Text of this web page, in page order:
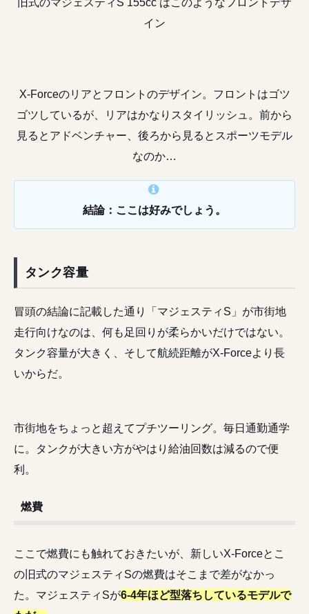
イン
X-Forceのリアとフロントのデザイン。フロントはゴツ
ゴツしているが、リアはかなりスタイリッシュ。前から
見るとアドベンチャー、後ろから見るとスポーツモデル
なのか…
結論：ここは好みでしょう。
タンク容量
冒頭の結論に記載した通り「マジェスティS」が市街地
走行向けなのは、何も足回りが柔らかいだけではない。
タンク容量が大きく、そして航続距離がX-Forceより長
いからだ。
市街地をちょっと超えてプチツーリング。毎日通勤通学
に。タンクが大きい方がやはり給油回数は減るので便
利。
燃費
ここで燃費にも触れておきたいが、新しいX-Forceとこ
の旧式のマジェスティSの燃費はそこまで差がなかっ
た。マジェスティSが6-4年ほど型落ちしているモデルで